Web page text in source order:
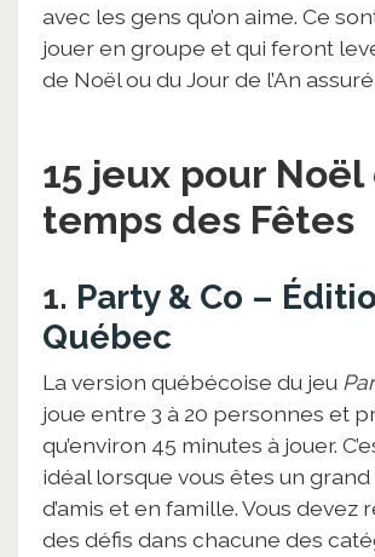
avec les gens qu’on aime. Ce
jouer en groupe et qui feront
de Noël ou du Jour de l’An
15 jeux pour
temps des Fêtes
1. Party & Co –
Québec
La version québécoise du jeu
joue entre 3 à 20 personnes et
qu’environ 45 minutes à jouer.
idéal lorsque vous êtes un
d’amis et en famille. Vous devez
des défis dans chacune des